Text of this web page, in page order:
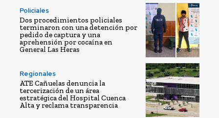
Policiales
Dos procedimientos policiales
terminaron con una detención por
pedido de captura y una
aprehensión por cocaína en
General Las Heras
Regionales
ATE Cañuelas denuncia la
tercerización de un área
estratégica del Hospital Cuenca
Alta y reclama transparencia